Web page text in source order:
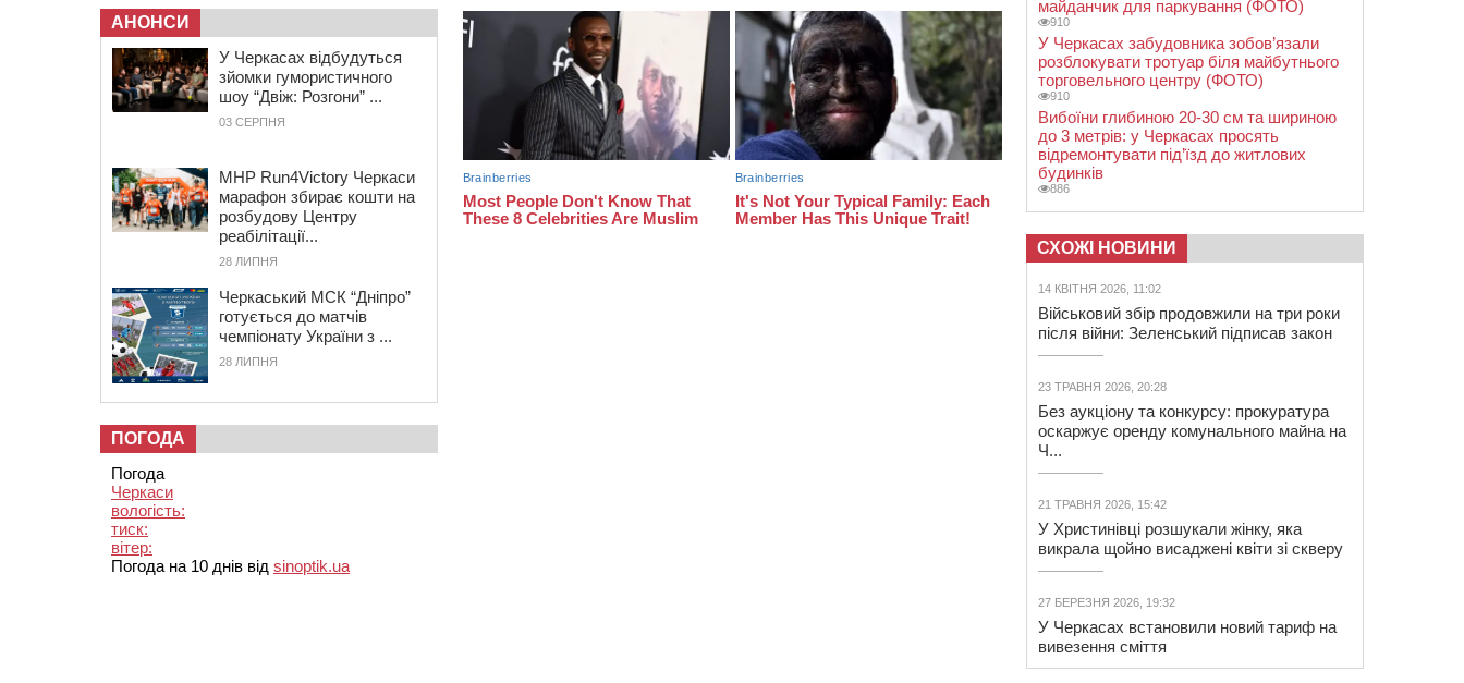
АНОНСИ
У Черкасах відбудуться
зйомки гумористичного
шоу “Двіж: Розгони” ...
03 СЕРПНЯ
MHP Run4Victory Черкаси
марафон збирає кошти на
розбудову Центру
реабілітації...
28 ЛИПНЯ
Черкаський МСК “Дніпро”
готується до матчів
чемпіонату України з ...
28 ЛИПНЯ
ПОГОДА
Погода
Черкаси
вологість:
тиск:
вітер:
Погода на 10 днів від sinoptik.ua
майданчик для паркування (ФОТО)
910
У Черкасах забудовника зобов’язали
розблокувати тротуар біля майбутнього
торговельного центру (ФОТО)
910
Вибоїни глибиною 20-30 см та шириною
до 3 метрів: у Черкасах просять
відремонтувати під’їзд до житлових
будинків
886
СХОЖІ НОВИНИ
14 КВІТНЯ 2026, 11:02
Військовий збір продовжили на три роки
після війни: Зеленський підписав закон
23 ТРАВНЯ 2026, 20:28
Без аукціону та конкурсу: прокуратура
оскаржує оренду комунального майна на
Ч...
21 ТРАВНЯ 2026, 15:42
У Христинівці розшукали жінку, яка
викрала щойно висаджені квіти зі скверу
27 БЕРЕЗНЯ 2026, 19:32
У Черкасах встановили новий тариф на
вивезення сміття